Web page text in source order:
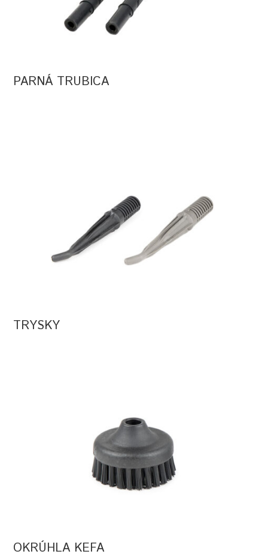
PARNÁ TRUBICA
TRYSKY
OKRÚHLA KEFA